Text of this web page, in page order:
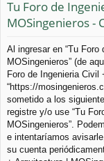
rá
pi
d
os
Tu Foro de
MOSingenieros -
Al ingresar en “Tu
MOSingenieros” (de
Foro de Ingenieria Civil
“https://
sometido a los
registre y/o use “Tu
MOSingenieros”.
e intentaríamos
su cuenta